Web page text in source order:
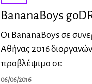
BananaBoys
Οι BananaBoys σε
Αθήνας 2016
προβλέψιμο σε
06/06/2016